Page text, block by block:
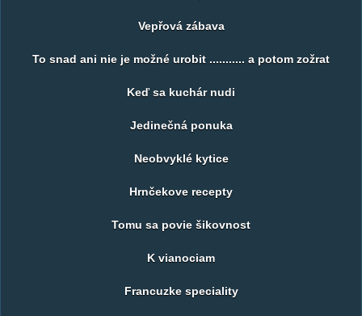
Vepřová zábava
To snad ani nie je možné urobit ........... a potom zožrat
Keď sa kuchár nudi
Jedinečná ponuka
Neobvyklé kytice
Hrnčekove recepty
Tomu sa povie šikovnost
K vianociam
Francuzke speciality